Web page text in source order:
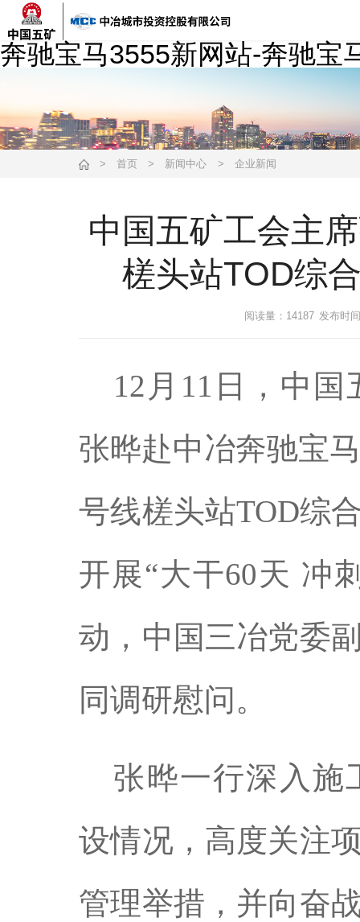
奔驰宝马3555新网站-奔驰宝
> 首页 > 新闻中心 > 企业新闻
中国五矿工会主
槎头站TOD综
阅读量：14187 发布时
12月11日，中
张晔赴中冶奔驰宝
号线槎头站TOD综
开展“大干60天 冲
动，中国三冶党委
同调研慰问。
张晔一行深入施
设情况，高度关注
管理举措，并向奋